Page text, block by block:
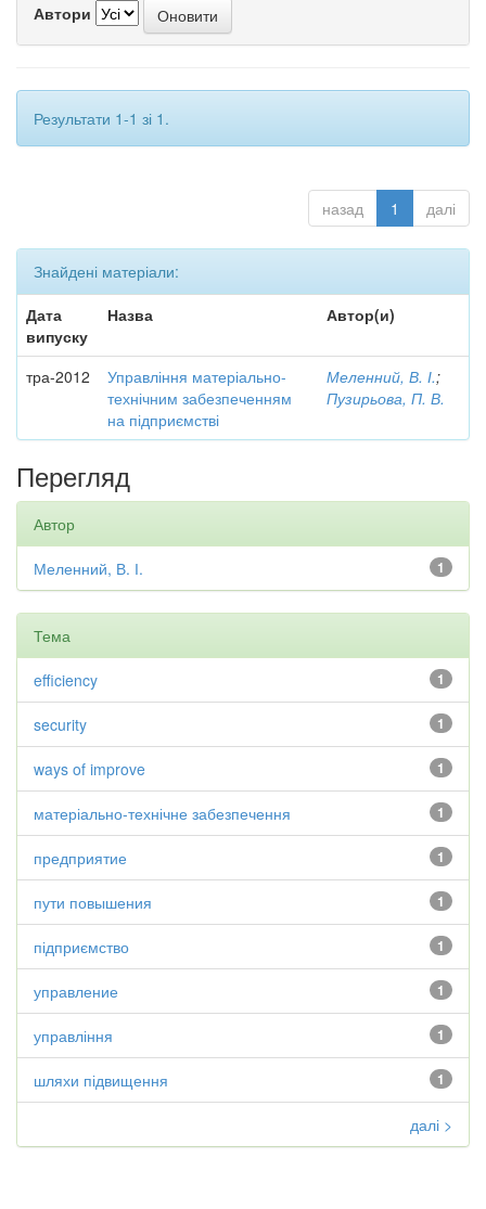
Автори
Результати 1-1 зі 1.
назад 1 далі
Знайдені матеріали:
Дата
випуску
Назва Автор(и)
тра-2012
Управління матеріально-
технічним забезпеченням
на підприємстві
Меленний, В. І.;
Пузирьова, П. В.
Перегляд
Автор
1
Меленний, В. І.
Тема
1
efficiency
1
security
1
ways of improve
1
матеріально-технічне забезпечення
1
предприятие
1
пути повышения
1
підприємство
1
управление
1
управління
1
шляхи підвищення
далі >